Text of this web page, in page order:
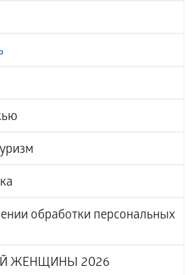
обработки персональных
ЖЕНЩИНЫ 2026